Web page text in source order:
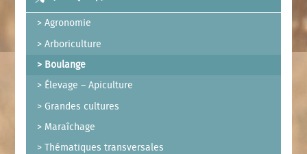
Agronomie
Arboriculture
Boulange
Élevage – Apiculture
Grandes cultures
Maraîchage
Thématiques transversales